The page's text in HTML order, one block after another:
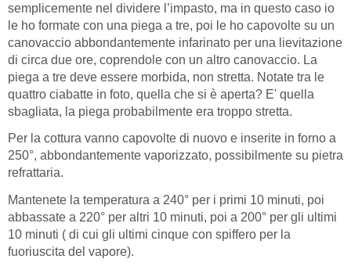
semplicemente nel dividere l’impasto, ma in questo caso io
le ho formate con una piega a tre, poi le ho capovolte su un
canovaccio abbondantemente infarinato per una lievitazione
di circa due ore, coprendole con un altro canovaccio. La
piega a tre deve essere morbida, non stretta. Notate tra le
quattro ciabatte in foto, quella che si è aperta? E' quella
sbagliata, la piega probabilmente era troppo stretta.
Per la cottura vanno capovolte di nuovo e inserite in forno a
250°, abbondantemente vaporizzato, possibilmente su pietra
refrattaria.
Mantenete la temperatura a 240° per i primi 10 minuti, poi
abbassate a 220° per altri 10 minuti, poi a 200° per gli ultimi
10 minuti ( di cui gli ultimi cinque con spiffero per la
fuoriuscita del vapore).